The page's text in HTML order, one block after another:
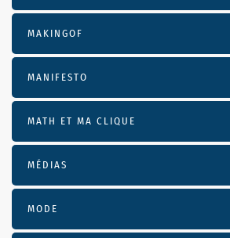
MAKINGOF
MANIFESTO
MATH ET MA CLIQUE
MÉDIAS
MODE